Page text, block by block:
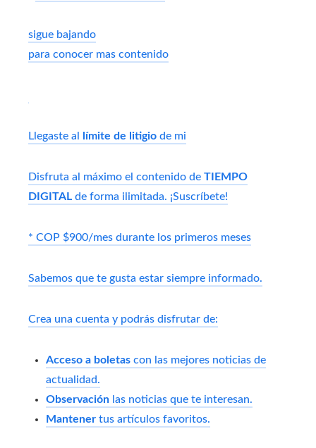
sigue bajando
para conocer mas contenido
Llegaste al límite de litigio de mi
Disfruta al máximo el contenido de TIEMPO
DIGITAL de forma ilimitada. ¡Suscríbete!
* COP $900/mes durante los primeros meses
Sabemos que te gusta estar siempre informado.
Crea una cuenta y podrás disfrutar de:
Acceso a boletas con las mejores noticias de
actualidad.
Observación las noticias que te interesan.
Mantener tus artículos favoritos.